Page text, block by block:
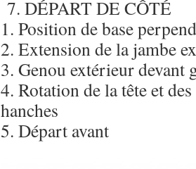
7. DÉPART DE CÔTÉ
1. Position de base
2. Extension de la jambe
3. Genou extérieur devant
4. Rotation de la tête et
hanches
5. Départ avant